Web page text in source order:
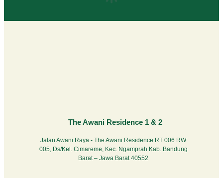
The Awani Residence 1 & 2
Jalan Awani Raya - The Awani Residence RT 006 RW
005, Ds/Kel. Cimareme, Kec. Ngamprah Kab. Bandung
Barat – Jawa Barat 40552